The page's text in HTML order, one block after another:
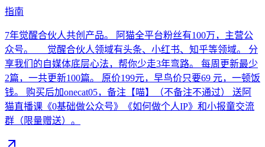
指南
7年觉醒合伙人共创产品。 阿猫全平台粉丝有100万，主营公
众号。 觉醒合伙人领域有头条、小红书、知乎等领域。 分
享我们的自媒体底层心法，帮你少走3年弯路。 每周更新最少
2篇，一共更新100篇。 原价199元，早鸟价只要69 元，一顿饭
钱。 购买后加onecat05，备注【喵】（不备注不通过） 送阿
猫直播课《0基础做公众号》《如何做个人IP》和小报童交流
群（限量赠送）。